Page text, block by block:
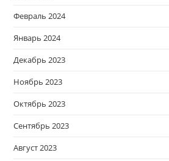
Февраль 2024
Январь 2024
Декабрь 2023
Ноябрь 2023
Октябрь 2023
Сентябрь 2023
Август 2023